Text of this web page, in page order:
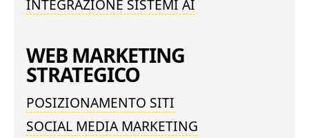
INTEGRAZIONE SISTEMI AI
WEB MARKETING
STRATEGICO
POSIZIONAMENTO SITI
SOCIAL MEDIA MARKETING